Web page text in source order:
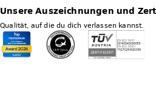
Unsere Auszeichnungen und
Qualität, auf die du dich verlassen kannst.